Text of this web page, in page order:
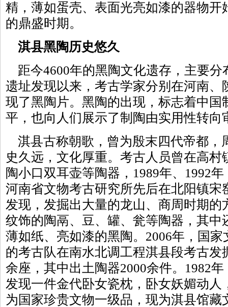
精，薄如蛋壳、表面光亮如漆的器物开
的鼎盛时期。
淇县黑陶历史悠久
距今4600年的黑陶文化遗存，主要分
遗址发现以来，考古学家分别在河南、
现了黑陶片。黑陶的出现，标志着中国
平，也向人们展示了制陶由实用性转向
淇县古称朝歌，曾为殷末四代帝都，
史久远，文化厚重。考古人员曾在高
陶小口双耳壶等陶器，1989年、1992
河南省文物考古研究所先后在北阳镇宋
发现，发掘出大量的龙山、商周时期的
纹饰的陶鬲、豆、罐、瓮等陶器，其中
薄如纸、亮如漆的黑陶。2006年，国
的考古队在南水北调工程淇县段考古发
余座，其中出土陶器2000余件。1982
发现一件金代卧女瓷枕，卧女妖媚动人
为国家珍贵文物一级品，现为淇县馆